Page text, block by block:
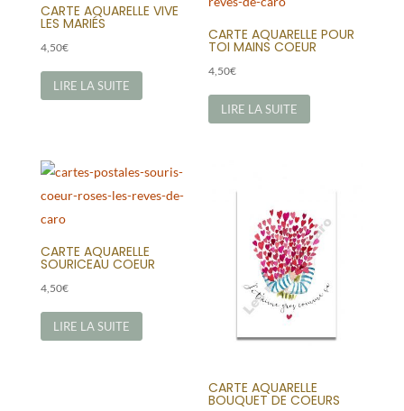
CARTE AQUARELLE VIVE
LES MARIÉS
4,50€
LIRE LA SUITE
CARTE AQUARELLE POUR
TOI MAINS COEUR
4,50€
LIRE LA SUITE
CARTE AQUARELLE
SOURICEAU COEUR
4,50€
LIRE LA SUITE
CARTE AQUARELLE
BOUQUET DE COEURS